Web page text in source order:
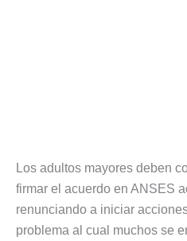
Los adultos mayores deben
firmar el acuerdo en ANSES
renunciando a iniciar
problema al cual muchos se